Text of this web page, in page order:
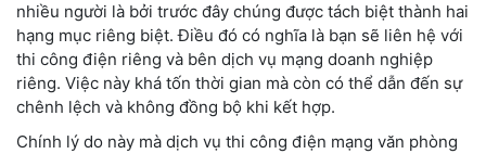
nhiều người là bởi trước đây chúng được tách biệt thành hai
hạng mục riêng biệt. Điều đó có nghĩa là bạn sẽ liên hệ với
thi công điện riêng và bên dịch vụ mạng doanh nghiệp
riêng. Việc này khá tốn thời gian mà còn có thể dẫn đến sự
chênh lệch và không đồng bộ khi kết hợp.
Chính lý do này mà dịch vụ thi công điện mạng văn phòng